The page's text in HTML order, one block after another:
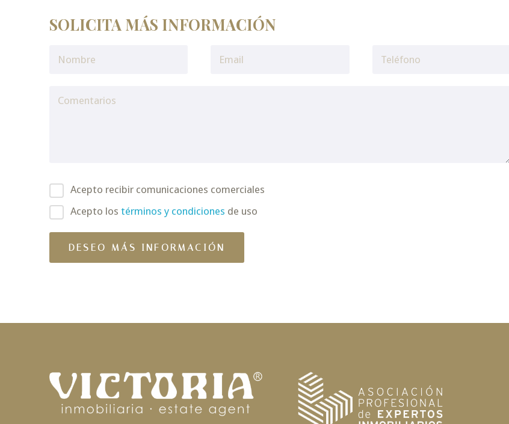
SOLICITA MÁS INFORMACIÓN
Acepto recibir comunicaciones comerciales
Acepto los términos y condiciones de uso